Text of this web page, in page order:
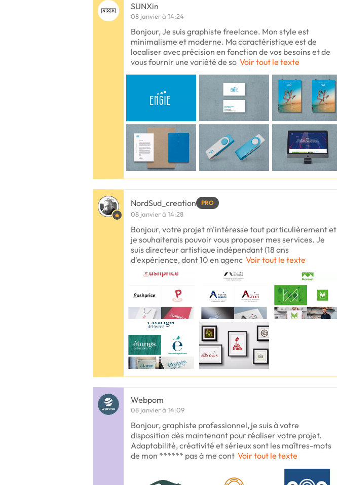
SUNXin
08 janvier à 14:24
Bonjour, Je suis graphiste freelance. Mon style est
minimalisme et moderne. Ma caractéristique est de
localiser avec précision en fonction de vos besoins et de
vous fournir une variété de so Voir tout le texte
NordSud_creation PRO
08 janvier à 14:28
Bonjour, votre projet m'intéresse tout particulièrement et
je souhaiterais pouvoir vous proposer mes services. Je
suis directeur artistique indépendant (18 ans
d'expérience, dont 10 en agenc Voir tout le texte
Webpom
08 janvier à 14:09
Bonjour, graphiste professionnel, je suis à votre
disposition dès maintenant pour réaliser votre projet.
Adaptabilité, créativité et sérieux sont les maîtres-mots
de mon ****** pas à me cont Voir tout le texte